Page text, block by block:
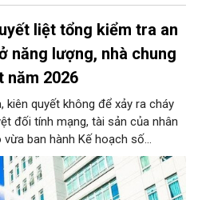
liệt tổng kiểm tra an
năng lượng, nhà chung
năm 2026
kiên quyết không để xảy ra cháy
đối tính mạng, tài sản của nhân
vừa ban hành Kế hoạch số
đến trước ngày 25/11/2026,
kiểm tra định kỳ và đột xuất đối
chung cư (bao gồm nhà tập